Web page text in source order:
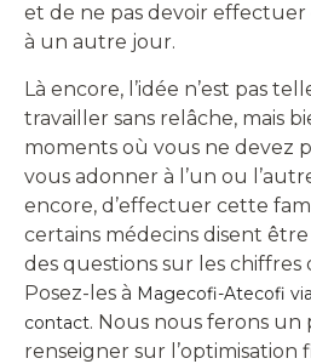
et de ne pas devoir effectuer
à un autre jour.
Là encore, l’idée n’est pas
travailler sans relâche, mais
moments où vous ne devez
vous adonner à l’un ou
encore, d’effectuer cette
certains médecins disent être
des questions sur les
Posez-les à Magecofi-Atecofi
contact. Nous nous ferons un
renseigner sur l’optimisation